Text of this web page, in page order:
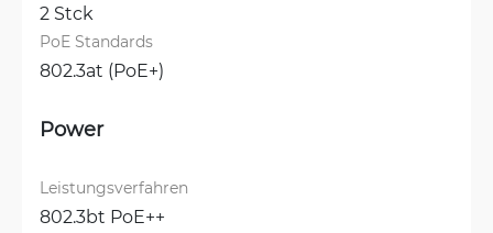
2 Stck
PoE Standards
802.3at (PoE+)
Power
Leistungsverfahren
802.3bt PoE++